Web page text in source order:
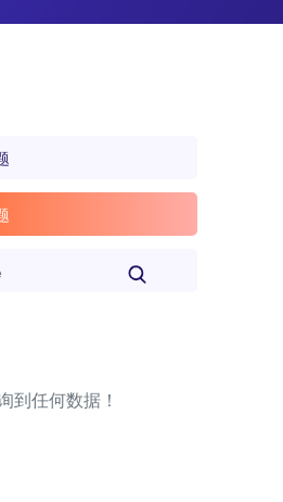
到任何数据！